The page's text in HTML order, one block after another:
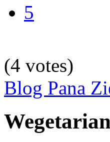
5
(4 votes)
Blog Pana